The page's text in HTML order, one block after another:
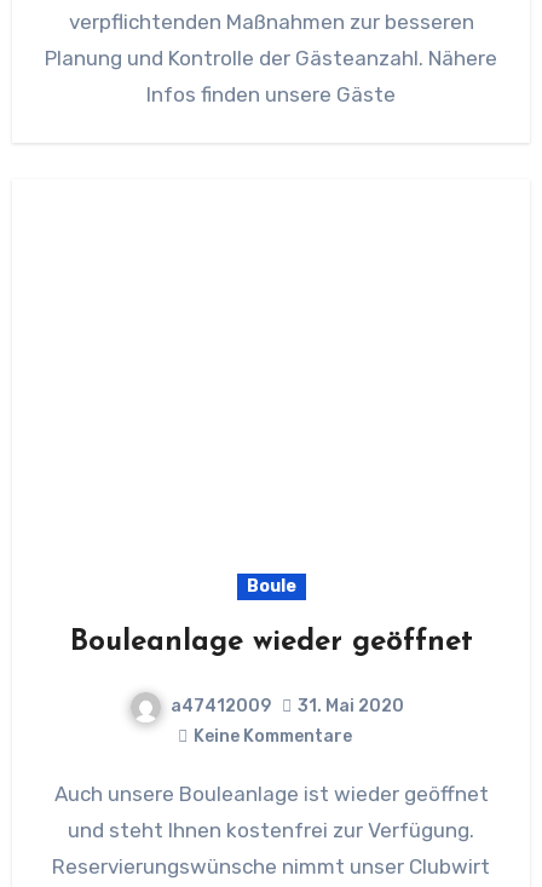
verpflichtenden Maßnahmen zur besseren
Planung und Kontrolle der Gästeanzahl. Nähere
Infos finden unsere Gäste
Boule
Bouleanlage wieder geöffnet
a47412009
31. Mai 2020
Keine Kommentare
Auch unsere Bouleanlage ist wieder geöffnet
und steht Ihnen kostenfrei zur Verfügung.
Reservierungswünsche nimmt unser Clubwirt